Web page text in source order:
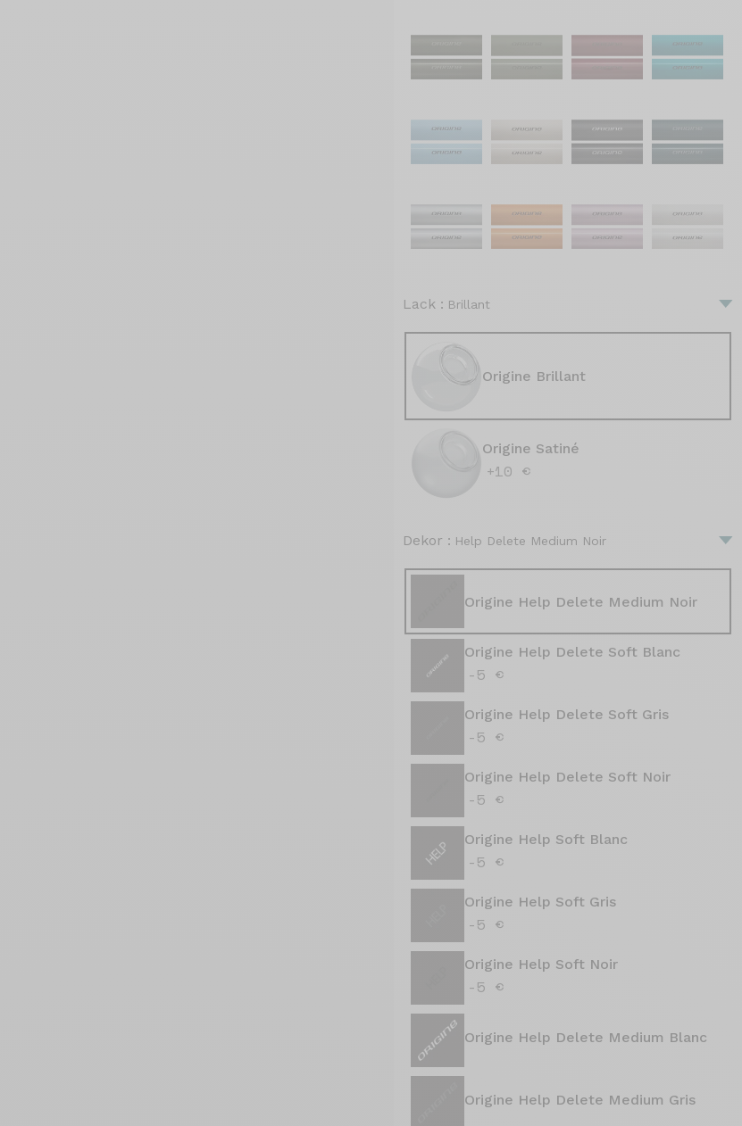
Lack : Brillant
Origine Brillant
Origine Satiné
+10 €
Dekor : Help Delete Medium Noir
Origine Help Delete Medium Noir
Origine Help Delete Soft Blanc
-5 €
Origine Help Delete Soft Gris
-5 €
Origine Help Delete Soft Noir
-5 €
Origine Help Soft Blanc
-5 €
Origine Help Soft Gris
-5 €
Origine Help Soft Noir
-5 €
Origine Help Delete Medium Blanc
Origine Help Delete Medium Gris